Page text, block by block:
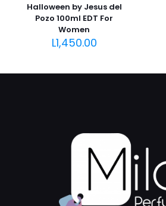
Halloween by Jesus del
Pozo 100ml EDT For
Women
L1,450.00